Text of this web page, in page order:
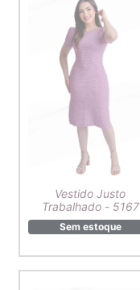
Vestido Justo
Trabalhado - 5167
Sem estoque